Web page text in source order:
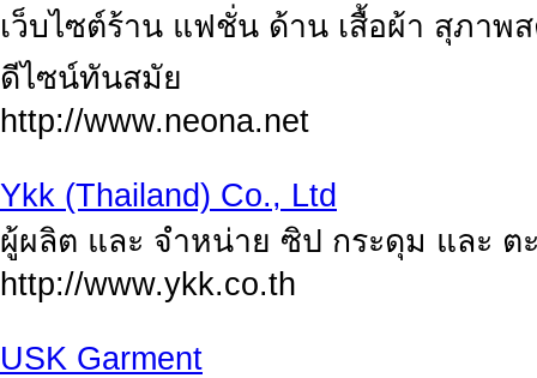
เว็บไซต์ร้าน แฟชั่น ด้าน เสื้อผ้า สุภาพ
ดีไซน์ทันสมัย
http://www.neona.net
Ykk (Thailand) Co., Ltd
ผู้ผลิต และ จำหน่าย ซิป กระดุม และ ต
http://www.ykk.co.th
USK Garment